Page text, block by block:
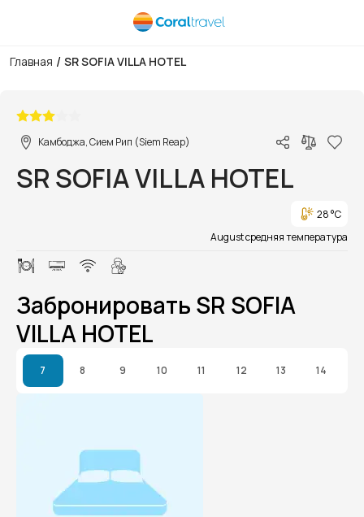
Главная / SR SOFIA VILLA HOTEL
Камбоджа, Сием Рип (Siem Reap)
SR SOFIA VILLA HOTEL
28 °C
August средняя температура
Забронировать SR SOFIA
VILLA HOTEL
7 8 9 10 11 12 13 14